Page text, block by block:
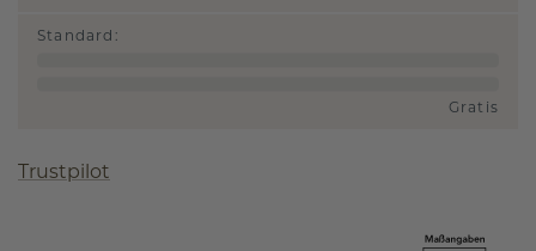
Standard :
Gratis
Trustpilot